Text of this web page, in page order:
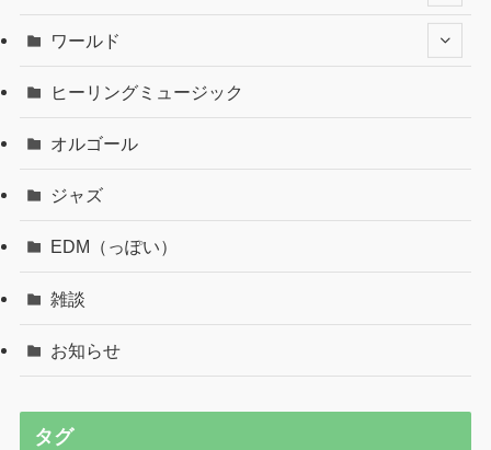
ワールド
ヒーリングミュージック
オルゴール
ジャズ
EDM（っぽい）
雑談
お知らせ
タグ